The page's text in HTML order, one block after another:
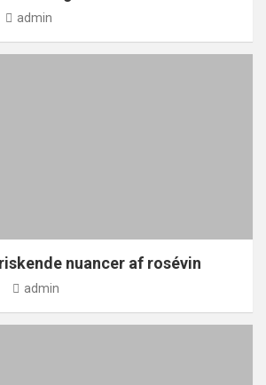
admin
nuancer af rosévin
admin